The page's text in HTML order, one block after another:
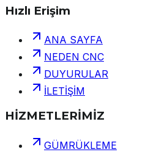
Hızlı Erişim
ANA SAYFA
NEDEN CNC
DUYURULAR
İLETİŞİM
HİZMETLERİMİZ
GÜMRÜKLEME